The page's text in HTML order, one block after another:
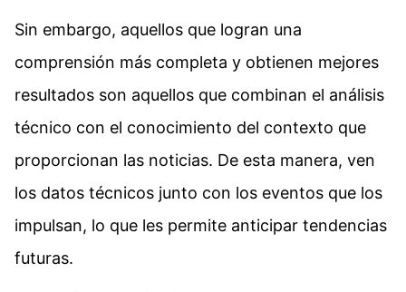
Sin embargo, aquellos que logran una
comprensión más completa y obtienen mejores
resultados son aquellos que combinan el análisis
técnico con el conocimiento del contexto que
proporcionan las noticias. De esta manera, ven
los datos técnicos junto con los eventos que los
impulsan, lo que les permite anticipar tendencias
futuras.